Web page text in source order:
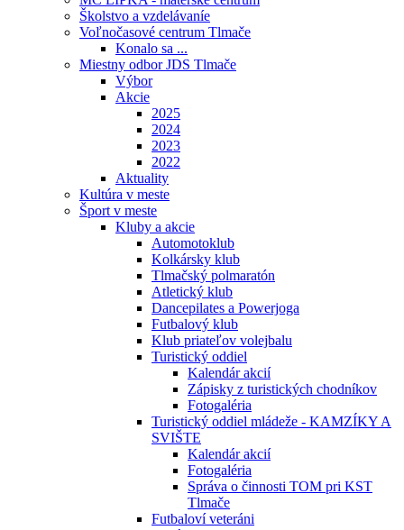
Školstvo a vzdelávaníe
Voľnočasové centrum Tlmače
Konalo sa ...
Miestny odbor JDS Tlmače
Výbor
Akcie
2025
2024
2023
2022
Aktuality
Kultúra v meste
Šport v meste
Kluby a akcie
Automotoklub
Kolkársky klub
Tlmačský polmaratón
Atletický klub
Dancepilates a Powerjoga
Futbalový klub
Klub priateľov volejbalu
Turistický oddiel
Kalendár akcií
Zápisky z turistických chodníkov
Fotogaléria
Turistický oddiel mládeže - KAMZÍKY A
SVIŠTE
Kalendár akcií
Fotogaléria
Správa o činnosti TOM pri KST
Tlmače
Futbaloví veteráni